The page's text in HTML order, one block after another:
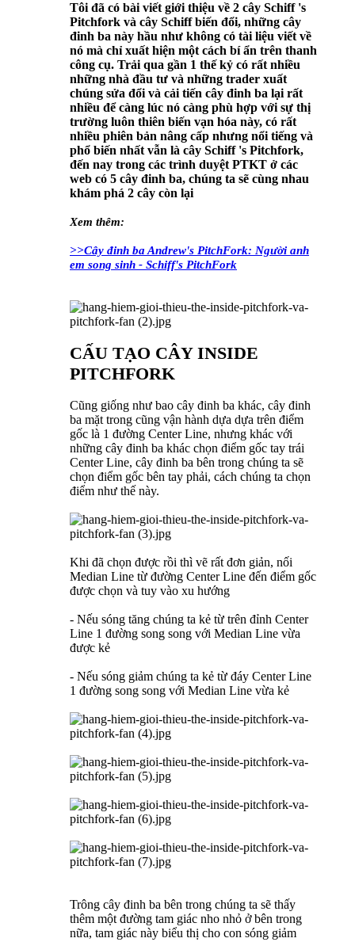
Tôi đã có bài viết giới thiệu về 2 cây Schiff 's
Pitchfork và cây Schiff biến đổi, những cây
đinh ba này hầu như không có tài liệu viết về
nó mà chỉ xuất hiện một cách bí ẩn trên thanh
công cụ. Trải qua gần 1 thế kỷ có rất nhiều
những nhà đầu tư và những trader xuất
chúng sửa đổi và cải tiến cây đinh ba lại rất
nhiều để càng lúc nó càng phù hợp với sự thị
trường luôn thiên biến vạn hóa này, có rất
nhiều phiên bản nâng cấp nhưng nổi tiếng và
phổ biến nhất vẫn là cây Schiff 's Pitchfork,
đến nay trong các trình duyệt PTKT ở các
web có 5 cây đinh ba, chúng ta sẽ cùng nhau
khám phá 2 cây còn lại
Xem thêm:
>>Cây đinh ba Andrew's PitchFork: Người anh
em song sinh - Schiff's PitchFork
CẤU TẠO CÂY INSIDE
PITCHFORK
Cũng giống như bao cây đinh ba khác, cây đinh
ba mặt trong cũng vận hành dựa dựa trên điểm
gốc là 1 đường Center Line, nhưng khác với
những cây đinh ba khác chọn điểm gốc tay trái
Center Line, cây đinh ba bên trong chúng ta sẽ
chọn điểm gốc bên tay phải, cách chúng ta chọn
điểm như thế này.
Khi đã chọn được rồi thì vẽ rất đơn giản, nối
Median Line từ đường Center Line đến điểm gốc
được chọn và tuy vào xu hướng
- Nếu sóng tăng chúng ta kẻ từ trên đỉnh Center
Line 1 đường song song với Median Line vừa
được kẻ
- Nếu sóng giảm chúng ta kẻ từ đáy Center Line
1 đường song song với Median Line vừa kẻ
Trông cây đinh ba bên trong chúng ta sẽ thấy
thêm một đường tam giác nho nhỏ ở bên trong
nữa, tam giác này biểu thị cho con sóng giảm